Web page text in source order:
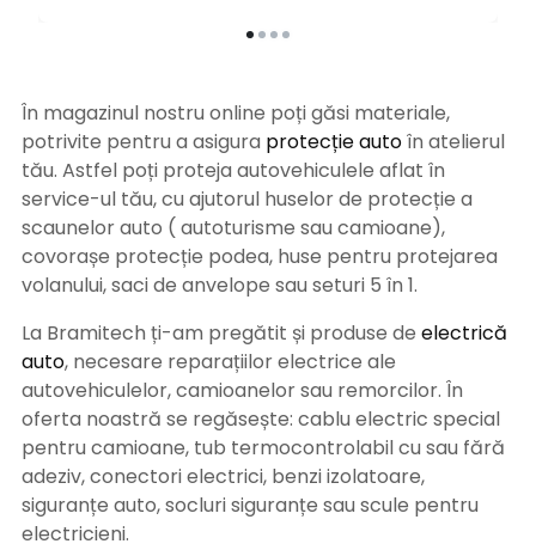
În magazinul nostru online poți găsi materiale,
potrivite pentru a asigura protecție autoîn atelierul
tău. Astfel poți proteja autovehiculele aflat în
service-ul tău, cu ajutorul huselor de protecție a
scaunelor auto ( autoturisme sau camioane),
covorașe protecție podea, huse pentru protejarea
volanului, saci de anvelope sau seturi 5 în 1.
La Bramitech ți-am pregătit și produse de electrică
auto, necesare reparațiilor electrice ale
autovehiculelor, camioanelor sau remorcilor. În
oferta noastră se regăsește: cablu electric special
pentru camioane, tub termocontrolabil cu sau fără
adeziv, conectori electrici, benzi izolatoare,
siguranțe auto, socluri siguranțe sau scule pentru
electricieni.